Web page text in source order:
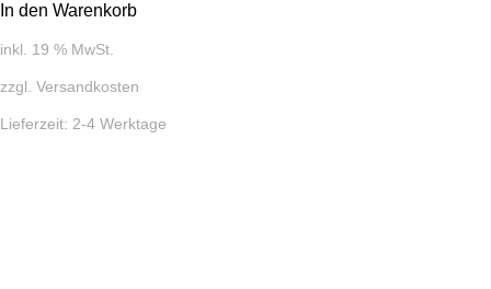
In den Warenkorb
inkl. 19 % MwSt.
zzgl. Versandkosten
Lieferzeit: 2-4 Werktage